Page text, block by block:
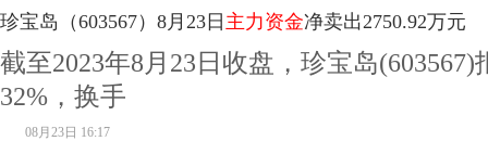
珍宝岛（603567）8月23日 主力资金净卖出2750.92万元
截至2023年8月23日收盘，珍宝岛(603567)
32%，换手
08月23日 16:17